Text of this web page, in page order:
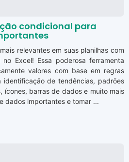
condicional para
relevantes em suas planilhas com
Excel! Essa poderosa ferramenta
valores com base em regras
identificação de tendências, padrões
ícones, barras de dados e muito mais
dados importantes e tomar ...